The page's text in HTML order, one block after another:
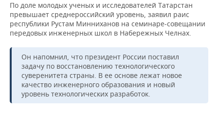
КОРОЛИ ГОСЗАКАЗА ПФО
ВУЗЫ ТАТАРСТАНА
КОМУ ПРИНАДЛЕЖАТ
ТОРГОВЫЕ ЦЕНТРЫ
ТАТАРСТАНА
ФИНАНСЫ
БАНКИ
БЮДЖЕТ
ИНВЕСТИЦИИ
НОВОСТИ
ПРОМЫШЛЕННОСТИ
АГРОПРОМ
МАШИНОСТРОЕНИЕ
НЕФТЕХИМИЯ
НЕДВИЖИМОСТЬ
НОВОСТИ НЕДВИЖИМОСТИ
АВТО
НОВОСТИ АВТО
БИЗНЕС
НОВОСТИ БИЗНЕСА
РОЗНИЧНАЯ ТОРГОВЛЯ
ТЕХНОЛОГИИ
НОВОСТИ ТЕХНОЛОГИЙ
МЕРОПРИЯТИЯ
По доле молодых ученых и исследователей Татарстан
превышает среднероссийский уровень, заявил раис
республики Рустам Минниханов на семинаре-совещании
передовых инженерных школ в Набережных Челнах.
Он напомнил, что президент России поставил
задачу по восстановлению технологического
суверенитета страны. В ее основе лежат новое
качество инженерного образования и новый
уровень технологических разработок.